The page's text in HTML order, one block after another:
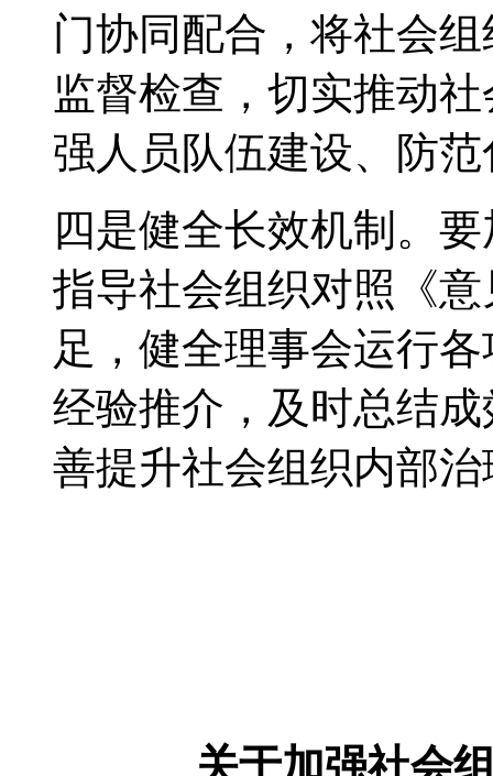
门协同配合，将社会
监督检查，切实推动
强人员队伍建设、防
四是健全长效机制。
指导社会组织对照《
足，健全理事会运行
经验推介，及时总结
善提升社会组织内部
关于加强社会